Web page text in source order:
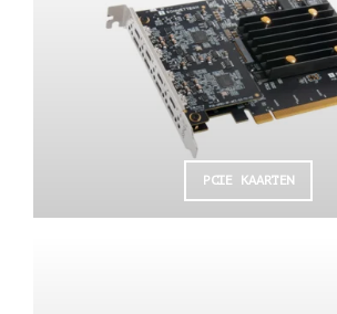
PCIE KAARTEN